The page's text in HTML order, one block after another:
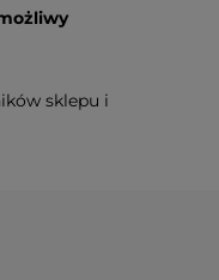
sklepu i